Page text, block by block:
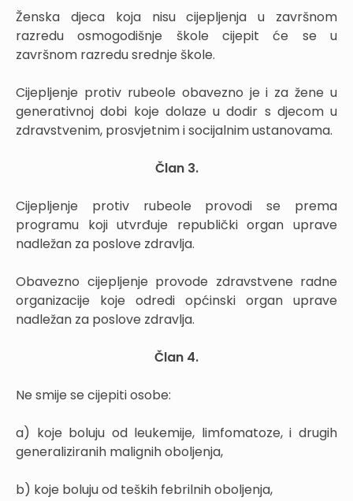
Ženska djeca koja nisu cijepljenja u završnom
razredu osmogodišnje škole cijepit će se u
završnom razredu srednje škole.
Cijepljenje protiv rubeole obavezno je i za žene u
generativnoj dobi koje dolaze u dodir s djecom u
zdravstvenim, prosvjetnim i socijalnim ustanovama.
Član 3.
Cijepljenje protiv rubeole provodi se prema
programu koji utvrđuje republički organ uprave
nadležan za poslove zdravlja.
Obavezno cijepljenje provode zdravstvene radne
organizacije koje odredi općinski organ uprave
nadležan za poslove zdravlja.
Član 4.
Ne smije se cijepiti osobe:
a) koje boluju od leukemije, limfomatoze, i drugih
generaliziranih malignih oboljenja,
b) koje boluju od teških febrilnih oboljenja,